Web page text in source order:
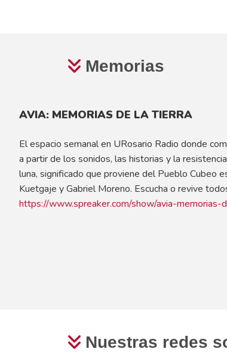
Memorias
AVIA: MEMORIAS DE LA TIERRA
El espacio semanal en URosario Radio donde
a partir de los sonidos, las historias y la
luna, significado que proviene del Pueblo Cubeo
Kuetgaje y Gabriel Moreno. Escucha o revive
https://www.spreaker.com/show/avia-memorias-
Nuestras redes